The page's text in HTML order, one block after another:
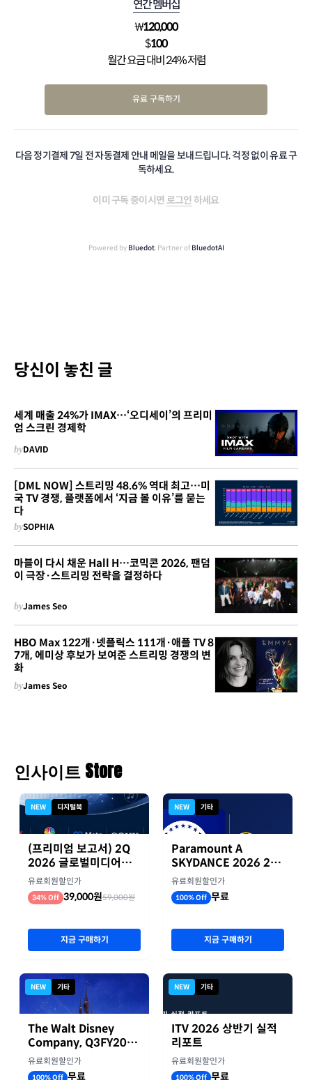
연간 멤버십
₩120,000
$100
월간 요금 대비 24% 저렴
유료 구독하기
다음 정기결제 7일 전 자동결제 안내 메일을 보내드립니다. 걱정 없이 유료 구
독하세요.
이미 구독 중이시면 로그인 하세요
Powered by Bluedot, Partner of BluedotAI
당신이 놓친 글
세계 매출 24%가 IMAX…‘오디세이’의 프리미
엄 스크린 경제학
byDAVID
[DML NOW] 스트리밍 48.6% 역대 최고…미
국 TV 경쟁, 플랫폼에서 ‘지금 볼 이유’를 묻는
다
bySOPHIA
마블이 다시 채운 Hall H…코믹콘 2026, 팬덤
이 극장·스트리밍 전략을 결정하다
byJames Seo
HBO Max 122개·넷플릭스 111개·애플 TV 8
7개, 에미상 후보가 보여준 스트리밍 경쟁의 변
화
byJames Seo
인사이트 Store
NEW 디지털북
(프리미엄 보고서) 2Q
2026 글로벌미디어기
업 실적 종합 보고서
유료회원할인가
34% Off 39,000원59,000원
지금 구매하기
NEW 기타
The Walt Disney
Company, Q3FY2026
실적자료
유료회원할인가
100% Off 무료
NEW 기타
Paramount A
SKYDANCE 2026 2분
기 실적
유료회원할인가
100% Off 무료
지금 구매하기
NEW 기타
ITV 2026 상반기 실적
리포트
유료회원할인가
100% Off 무료